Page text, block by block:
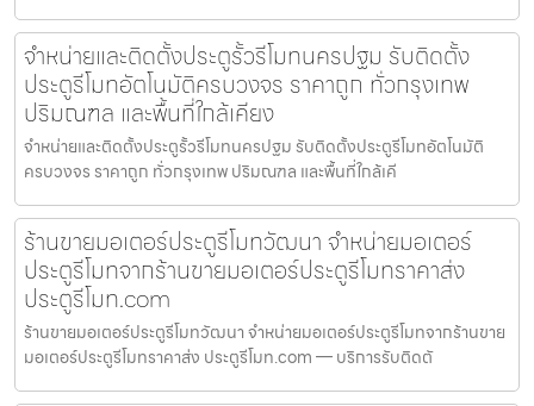
จำหน่ายและติดตั้งประตูรั้วรีโมทนครปฐม รับติดตั้ง
ประตูรีโมทอัตโนมัติครบวงจร ราคาถูก ทั่วกรุงเทพ
ปริมณฑล และพื้นที่ใกล้เคียง
จำหน่ายและติดตั้งประตูรั้วรีโมทนครปฐม รับติดตั้งประตูรีโมทอัตโนมัติ
ครบวงจร ราคาถูก ทั่วกรุงเทพ ปริมณฑล และพื้นที่ใกล้เคี
ร้านขายมอเตอร์ประตูรีโมทวัฒนา จำหน่ายมอเตอร์
ประตูรีโมทจากร้านขายมอเตอร์ประตูรีโมทราคาส่ง
ประตูรีโมท.com
ร้านขายมอเตอร์ประตูรีโมทวัฒนา จำหน่ายมอเตอร์ประตูรีโมทจากร้านขาย
มอเตอร์ประตูรีโมทราคาส่ง ประตูรีโมท.com — บริการรับติดตั